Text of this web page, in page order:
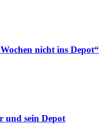
nicht ins Depot“
und sein Depot